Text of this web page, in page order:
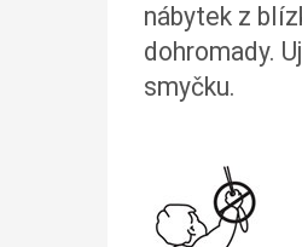
nábytek z
dohromady.
smyčku.